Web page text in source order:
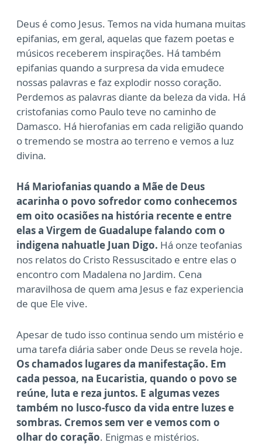
Deus é como Jesus. Temos na vida humana muitas
epifanias, em geral, aquelas que fazem poetas e
músicos receberem inspirações. Há também
epifanias quando a surpresa da vida emudece
nossas palavras e faz explodir nosso coração.
Perdemos as palavras diante da beleza da vida. Há
cristofanias como Paulo teve no caminho de
Damasco. Há hierofanias em cada religião quando
o tremendo se mostra ao terreno e vemos a luz
divina.
Há Mariofanias quando a Mãe de Deus
acarinha o povo sofredor como conhecemos
em oito ocasiões na história recente e entre
elas a Virgem de Guadalupe falando com o
indigena nahuatle Juan Digo. Há onze teofanias
nos relatos do Cristo Ressuscitado e entre elas o
encontro com Madalena no Jardim. Cena
maravilhosa de quem ama Jesus e faz experiencia
de que Ele vive.
Apesar de tudo isso continua sendo um mistério e
uma tarefa diária saber onde Deus se revela hoje.
Os chamados lugares da manifestação. Em
cada pessoa, na Eucaristia, quando o povo se
reúne, luta e reza juntos. E algumas vezes
também no lusco-fusco da vida entre luzes e
sombras. Cremos sem ver e vemos com o
olhar do coração. Enigmas e mistérios.